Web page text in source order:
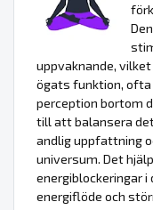
uppvaknande,
ögats funktion, ofta
perception bortom
till att balansera
andlig uppfattning
universum. Det
energiblockeringar
energiflöde och